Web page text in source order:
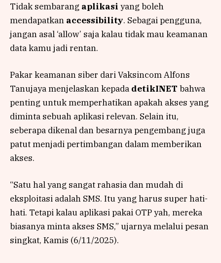
Tidak sembarang aplikasi yang boleh
mendapatkan accessibility. Sebagai pengguna,
jangan asal ‘allow’ saja kalau tidak mau keamanan
data kamu jadi rentan.
Pakar keamanan siber dari Vaksincom Alfons
Tanujaya menjelaskan kepada detikINET bahwa
penting untuk memperhatikan apakah akses yang
diminta sebuah aplikasi relevan. Selain itu,
seberapa dikenal dan besarnya pengembang juga
patut menjadi pertimbangan dalam memberikan
akses.
“Satu hal yang sangat rahasia dan mudah di
eksploitasi adalah SMS. Itu yang harus super hati-
hati. Tetapi kalau aplikasi pakai OTP yah, mereka
biasanya minta akses SMS,” ujarnya melalui pesan
singkat, Kamis (6/11/2025).